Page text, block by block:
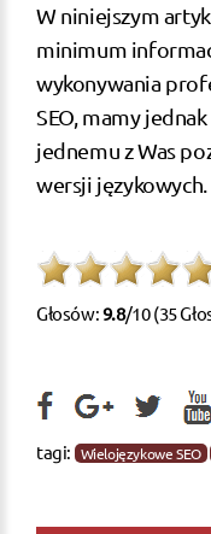
W niniejszym
minimum
wykonywania
SEO, mamy
jednemu z Was
wersji językowych.
Głosów:9.8/10 (35
tagi: Wielojęzykowe SEO